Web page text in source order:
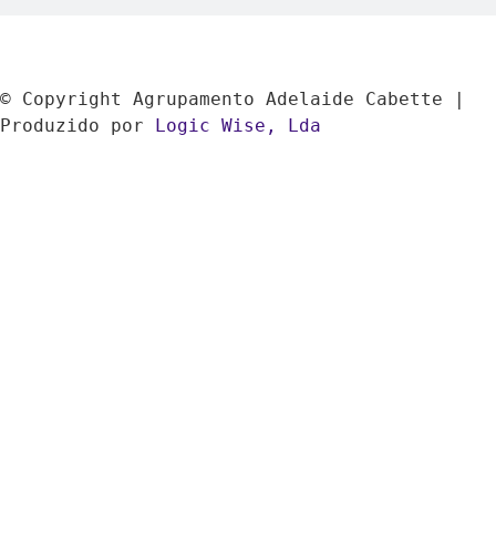
© Copyright Agrupamento Adelaide Cabette |
Produzido por
Logic Wise, Lda